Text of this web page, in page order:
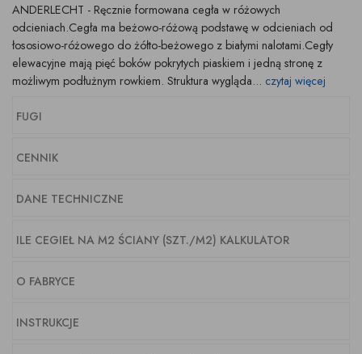
ANDERLECHT - Ręcznie formowana cegła w różowych
odcieniach.Cegła ma beżowo-różową podstawę w odcieniach od
łososiowo-różowego do żółto-beżowego z białymi nalotami.Cegły
elewacyjne mają pięć boków pokrytych piaskiem i jedną stronę z
możliwym podłużnym rowkiem. Struktura wygląda... czytaj więcej
FUGI
CENNIK
DANE TECHNICZNE
ILE CEGIEŁ NA M2 ŚCIANY (SZT./M2) KALKULATOR
O FABRYCE
INSTRUKCJE